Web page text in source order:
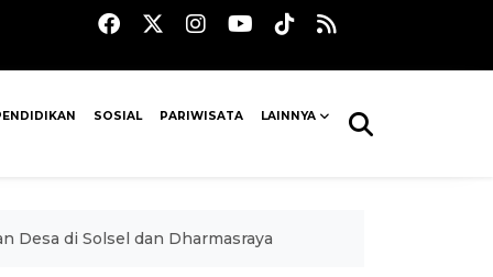
SOSIAL PARIWISATA LAINNYA
Desa di Solsel dan Dharmasraya